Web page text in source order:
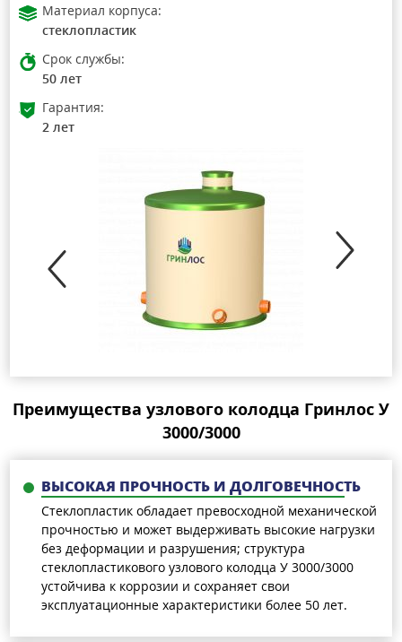
Материал корпуса:
стеклопластик
Срок службы:
50 лет
Гарантия:
2 лет
Преимущества узлового колодца Гринлос У
3000/3000
ВЫСОКАЯ ПРОЧНОСТЬ И ДОЛГОВЕЧНОСТЬ
Стеклопластик обладает превосходной механической
прочностью и может выдерживать высокие нагрузки
без деформации и разрушения; структура
стеклопластикового узлового колодца У 3000/3000
устойчива к коррозии и сохраняет свои
эксплуатационные характеристики более 50 лет.